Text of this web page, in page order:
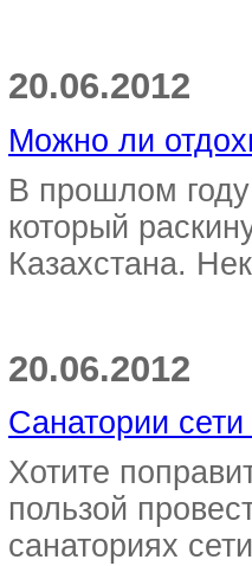
20.06.2012
Можно ли
В прошлом году
который
Казахстана.
20.06.2012
Санатории
Хотите
пользой
санаториях